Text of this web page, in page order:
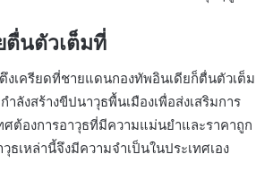
ตื่นตัวเต็มที่
งเครียดที่ชายแดนกองทัพอินเดียก็ตื่นตัวเต็ม
ลังสร้างขีปนาวุธพื้นเมืองเพื่อส่งเสริมการ
ศต้องการอาวุธที่มีความแม่นยำและราคาถูก
ธเหล่านี้จึงมีความจำเป็นในประเทศเอง